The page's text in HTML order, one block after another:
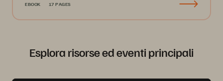
EBOOK 17 PAGES
Esplora risorse ed eventi principali